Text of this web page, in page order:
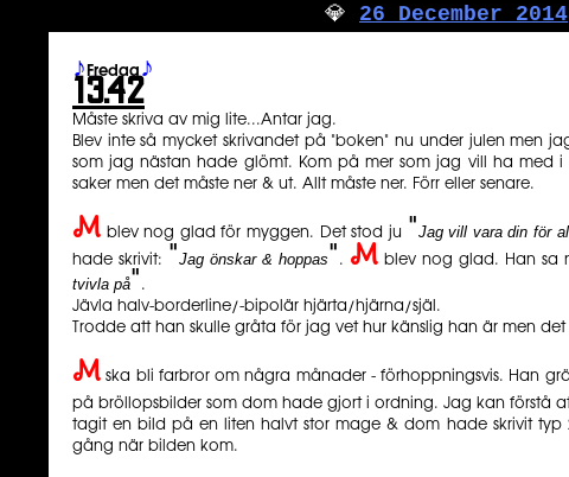
️💎 26 December 2014
♪ Fredag♪
13.42
Måste skriva av mig lite...Antar jag.
Blev inte så mycket skrivandet på "boken" nu under julen men
som jag nästan hade glömt. Kom på mer som jag vill ha med
saker men det måste ner & ut. Allt måste ner. Förr eller senare.
M blev nog glad för myggen. Det stod ju "Jag vill vara din för
hade skrivit: "Jag önskar & hoppas" . M blev nog glad. Han sa
tvivla på" .
Jävla halv-borderline/-bipolär hjärta/hjärna/själ.
Trodde att han skulle gråta för jag vet hur känslig han är men
M ska bli farbror om några månader - förhoppningsvis. Han
på bröllopsbilder som dom hade gjort i ordning. Jag kan förstå
tagit en bild på en liten halvt stor mage & dom hade skrivit typ
gång när bilden kom.